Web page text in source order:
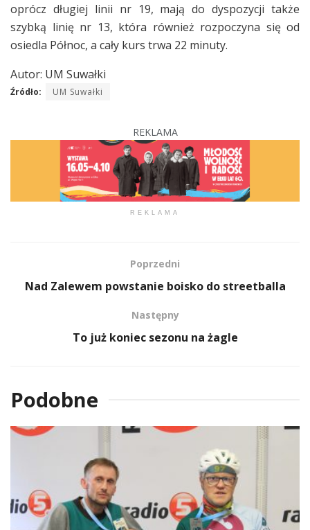
oprócz długiej linii nr 19, mają do dyspozycji także
szybką linię nr 13, która również rozpoczyna się od
osiedla Północ, a cały kurs trwa 22 minuty.
Autor: UM Suwałki
Źródło: UM Suwałki
REKLAMA
REKLAMA
Poprzedni
Nad Zalewem powstanie boisko do streetballa
Następny
To już koniec sezonu na żagle
Podobne